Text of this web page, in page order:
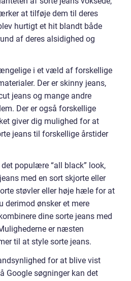
at tilføje dem til deres
hurtigt et hit blandt både
af deres alsidighed og
i et væld af forskellige
Der er skinny jeans,
jeans og mange andre
Der er også forskellige
giver dig mulighed for at
jeans til forskellige årstider
populære “all black” look,
med en sort skjorte eller
støvler eller høje hæle for at
derimod ønsker et mere
dine sorte jeans med
er næsten
til at style sorte jeans.
for at blive vist
Google søgninger kan det